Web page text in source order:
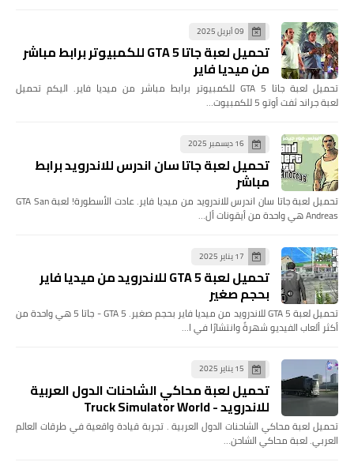
09 أبريل 2025
تحميل لعبة جاتا 5 GTA للكمبيوتر برابط مباشر
من ميديا فاير
تحميل لعبة جاتا 5 GTA للكمبيوتر برابط مباشر من ميديا فاير. اليكم تحميل
لعبة جراند ثفت أوتو 5 للكمبيوت…
16 ديسمبر 2025
تحميل لعبة جاتا سان اندرس للاندرويد برابط
مباشر
تحميل لعبة جاتا سان اندرس للاندرويد من ميديا فاير. عادت الأسطورة! لعبة GTA San
Andreas هي واحدة من أيقونات أل…
17 يناير 2025
تحميل لعبة GTA 5 للاندرويد من ميديا فاير
بحجم صغير
تحميل لعبة GTA 5 للاندرويد من ميديا فاير بحجم صغير. GTA 5 - جاتا 5 هي واحدة من
أكثر ألعاب الفيديو شهرةً وانتشارًا في ا…
15 يناير 2025
تحميل لعبة محاكي الشاحنات الدول العربية
للاندرويد - Truck Simulator World
تحميل لعبة محاكي الشاحنات الدول العربية . تجربة قيادة واقعية في طرقات العالم
العربي. لعبة محاكي الشاحن…